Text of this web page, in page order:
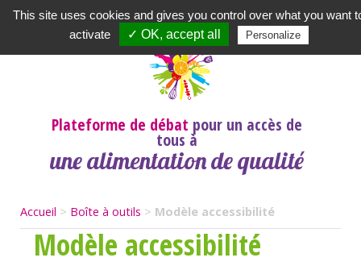
Plateforme de débat pour un accès de
tous à
une alimentation de qualité
Accueil > Boîte à outils > Modèle accessibilité
Modèle accessibilité
Newsletter|A propos|Contact| | |
This site uses cookies and gives you control over what you want
activate
✓ OK, accept all Personalize